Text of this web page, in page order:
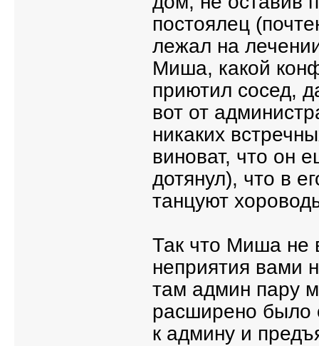
постоялец
лежал на
Миша, какой
приютил сосед,
вот от
никаких
виноват, что он
дотянул), что в
танцуют
Так что Миша не
неприятия вами
там админ пару
расширено
к админу и